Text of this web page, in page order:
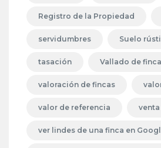
Registro de la Propiedad
servidumbres Suelo
tasación Vallado de
valoración de fincas
valor de referencia
ver lindes de una finca en